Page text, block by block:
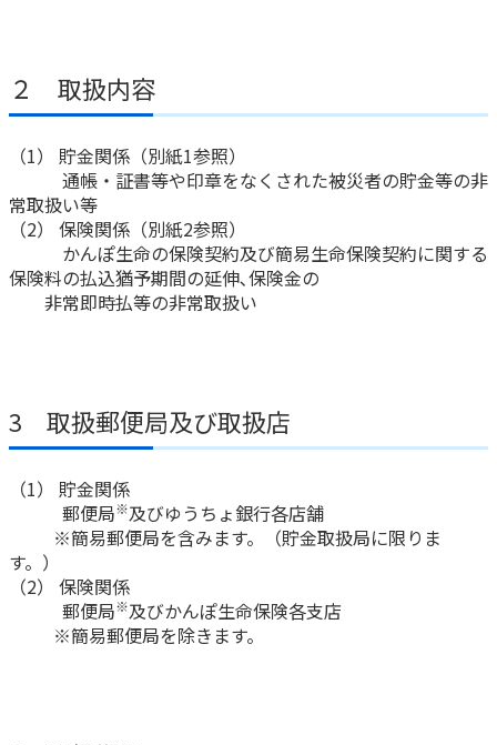
ご契約内容の確認
各種サービス・お知らせ
かんぽプラチナライフサービス
保険用語集
お問い合わせ
ご契約手続きの流れ
保険料のお払込方法
保険用語集
健康情報
かんぽアプリ～かんぽの健康と安心を手のひらに～
ラジオ体操・みんなの体操
CM・オウンドメディア／ソーシャルメディア
かんぽブランド
お客さまの声／お客さまサービス向上の取組み
かんぽジャンクション
２ 取扱内容
（1） 貯金関係（別紙1参照）
通帳・証書等や印章をなくされた被災者の貯金等の非
常取扱い等
（2） 保険関係（別紙2参照）
かんぽ生命の保険契約及び簡易生命保険契約に関する
保険料の払込猶予期間の延伸､保険金の
非常即時払等の非常取扱い
3 取扱郵便局及び取扱店
（1） 貯金関係
郵便局※及びゆうちょ銀行各店舗
※簡易郵便局を含みます。（貯金取扱局に限りま
す。）
（2） 保険関係
郵便局※及びかんぽ生命保険各支店
※簡易郵便局を除きます。